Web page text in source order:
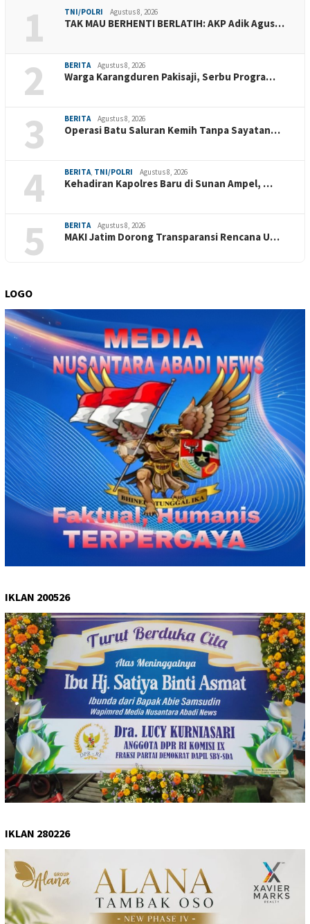
1 TNI/POLRI Agustus 8, 2026
TAK MAU BERHENTI BERLATIH: AKP Adik Agus…
2 BERITA Agustus 8, 2026
Warga Karangduren Pakisaji, Serbu Progra…
3 BERITA Agustus 8, 2026
Operasi Batu Saluran Kemih Tanpa Sayatan…
4 BERITA, TNI/POLRI Agustus 8, 2026
Kehadiran Kapolres Baru di Sunan Ampel, …
5 BERITA Agustus 8, 2026
MAKI Jatim Dorong Transparansi Rencana U…
LOGO
IKLAN 200526
IKLAN 280226